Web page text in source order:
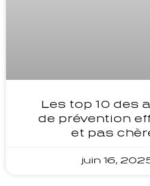
Les top 10 des
de prévention
et pas
juin 16,